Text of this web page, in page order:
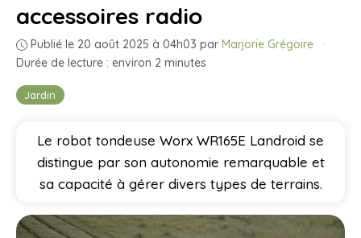
Jardin
accessoires radio
Publié le 20 août 2025 à 04h03 par Marjorie Grégoire
·
Durée de lecture : environ 2 minutes
Le robot tondeuse Worx WR165E Landroid se
distingue par son autonomie remarquable et
sa capacité à gérer divers types de terrains.